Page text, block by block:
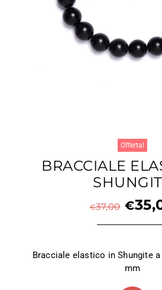
Offerta!
BRACCIALE
€37,00 €
Bracciale elastico in Shungite
mm